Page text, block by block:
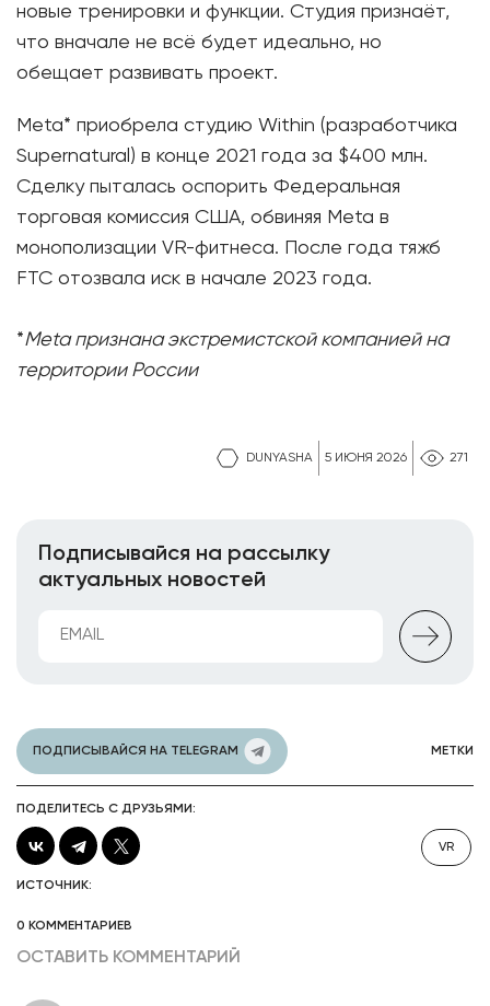
DUNYASHA 5 ИЮНЯ 2026 271
новые тренировки и функции. Студия признаёт,
что вначале не всё будет идеально, но
обещает развивать проект.
Meta* приобрела студию Within (разработчика
Supernatural) в конце 2021 года за $400 млн.
Сделку пыталась оспорить Федеральная
торговая комиссия США, обвиняя Meta в
монополизации VR-фитнеса. После года тяжб
FTC отозвала иск в начале 2023 года.
*Meta признана экстремистской компанией на
территории России
Подписывайся на рассылку
актуальных новостей
ПОДПИСЫВАЙСЯ НА TELEGRAM МЕТКИ
ПОДЕЛИТЕСЬ С ДРУЗЬЯМИ:
VR
ИСТОЧНИК:
0 КОММЕНТАРИЕВ
ОСТАВИТЬ КОММЕНТАРИЙ